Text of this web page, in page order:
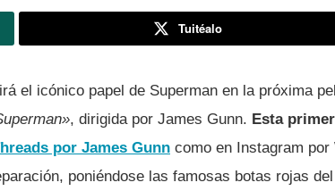
Tuitéalo
el icónico papel de Superman en la próxima
, dirigida por James Gunn. Esta
por James Gunn como en Instagram
poniéndose las famosas botas rojas